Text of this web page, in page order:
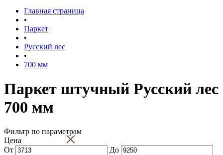
Главная страница
•
Паркет
•
Русский лес
•
700 мм
Паркет штучный Русский лес
700 мм
Фильтр по параметрам
×
Цена
От
До